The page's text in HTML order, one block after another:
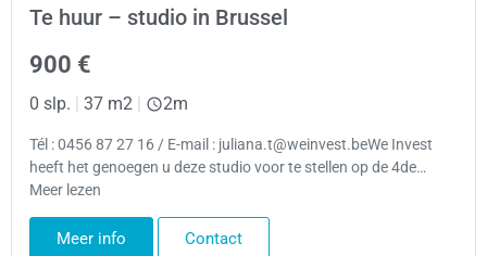
Te huur – studio in Brussel
900 €
0 slp. 37 m2 2m
Tél : 0456 87 27 16 / E-mail : juliana.t@weinvest.beWe Invest
heeft het genoegen u deze studio voor te stellen op de 4de…
Meer lezen
Meer info Contact